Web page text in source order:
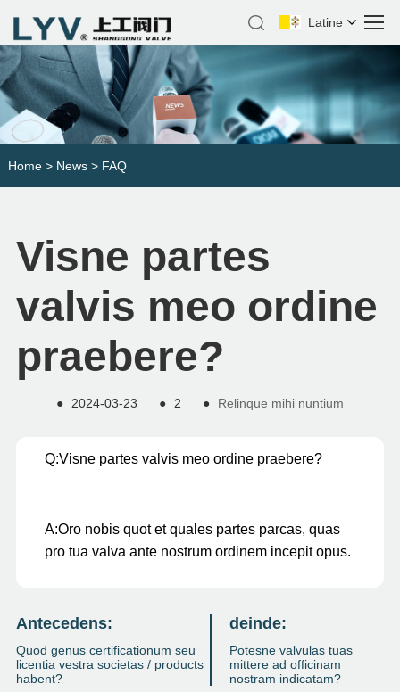
Latine
Home > News> FAQ
Visne partes
valvis meo ordine
praebere?
● 2024-03-23 ● 2 ● Relinque mihi nuntium
Q:Visne partes valvis meo ordine praebere?
A:Oro nobis quot et quales partes parcas, quas
pro tua valva ante nostrum ordinem incepit opus.
Antecedens:
Quod genus certificationum seu
licentia vestra societas / products
habent?
deinde:
Potesne valvulas tuas
mittere ad officinam
nostram indicatam?